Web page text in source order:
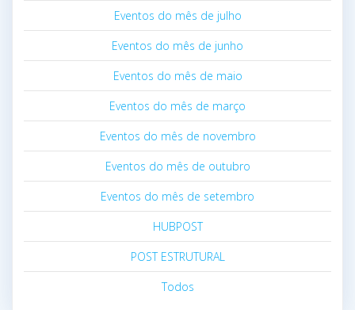
Eventos do mês de julho
Eventos do mês de junho
Eventos do mês de maio
Eventos do mês de março
Eventos do mês de novembro
Eventos do mês de outubro
Eventos do mês de setembro
HUBPOST
POST ESTRUTURAL
Todos